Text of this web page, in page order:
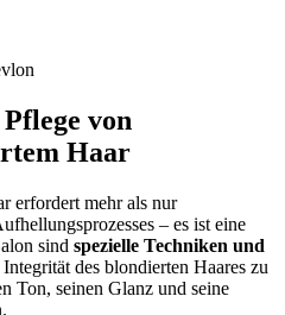
von
Haar
erfordert mehr als nur
– es ist eine
sind spezielle Techniken und
des blondierten Haares zu
Ton, seinen Glanz und seine